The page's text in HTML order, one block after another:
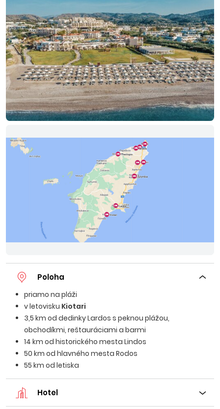
Poloha
priamo na pláži
v letovisku Kiotari
3,5 km od dedinky Lardos s peknou plážou,
obchodíkmi, reštauráciami a barmi
14 km od historického mesta Lindos
50 km od hlavného mesta Rodos
55 km od letiska
Hotel